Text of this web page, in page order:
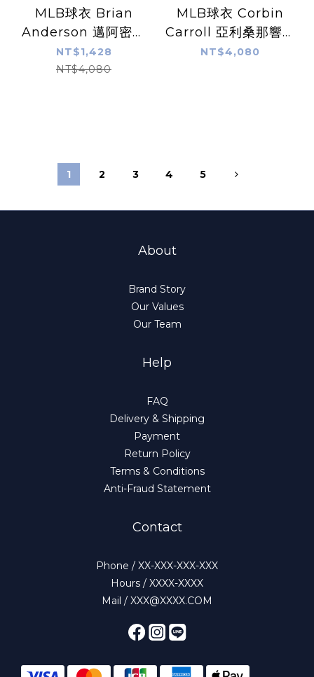
MLB球衣 Brian
Anderson 邁阿密馬
林魚城市 Nike
Replica Player
NT$1,428
NT$4,080
MLB球衣 Corbin
Carroll 亞利桑那響尾
蛇 國聯冠軍 世界大賽
NT$4,080
1 2 3 4 5
About
Brand Story
Our Values
Our Team
Help
FAQ
Delivery & Shipping
Payment
Return Policy
Terms & Conditions
Anti-Fraud Statement
Contact
Phone / XX-XXX-XXX-XXX
Hours / XXXX-XXXX
Mail / XXX@XXXX.COM